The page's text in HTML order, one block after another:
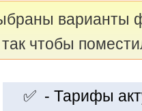
варианты
так чтобы
✅ - Тарифы